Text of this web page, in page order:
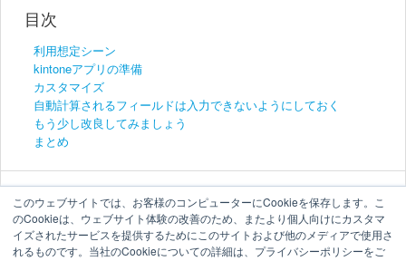
このウェブサイトでは、お客様のコンピューターにCookieを保存します。こ
のCookieは、ウェブサイト体験の改善のため、またより個人向けにカスタマ
イズされたサービスを提供するためにこのサイトおよび他のメディアで使用さ
れるものです。当社のCookieについての詳細は、プライバシーポリシーをご
目次
利用想定シーン
kintoneアプリの準備
カスタマイズ
自動計算されるフィールドは入力できないようにしておく
もう少し改良してみましょう
まとめ